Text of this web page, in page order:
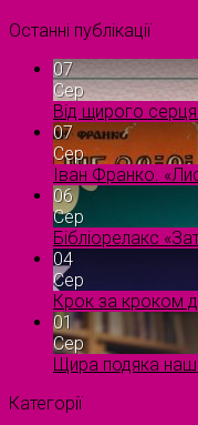
Останні публікації
07
Сер
Від щирого
07
Сер
Іван Франко.
06
Сер
Бібліорелакс
04
Сер
Крок за кроком
01
Сер
Щира подяка
Категорії